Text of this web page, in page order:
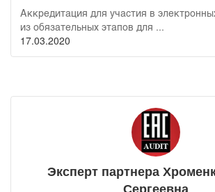
Аккредитация для участия в
из обязательных этапов для ...
17.03.2020
Эксперт партнера
Сергеевна